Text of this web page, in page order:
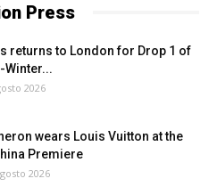
Press
returns to London for Drop 1 of
Winter...
2026
wears Louis Vuitton at the
Premiere
2026